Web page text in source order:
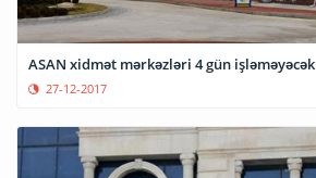
ASAN xidmət mərkəzləri 4 gün işləməyəcək
27-12-2017